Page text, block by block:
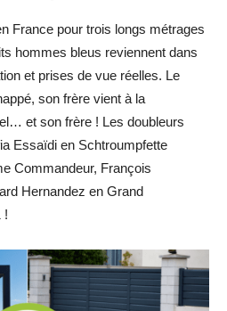
France pour trois longs métrages
hommes bleus reviennent dans
et prises de vue réelles. Le
son frère vient à la
et son frère ! Les doubleurs
Essaïdi en Schtroumpfette
Commandeur, François
Hernandez en Grand
!